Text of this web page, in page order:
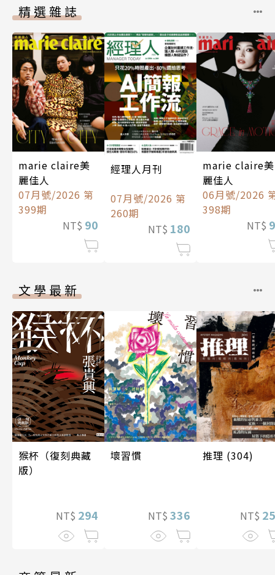
精選雜誌
marie claire美
麗佳人
07月號/2026 第
399期
NT$ 90
經理人月刊
07月號/2026 第
260期
NT$ 180
marie claire美
麗佳人
06月號/2026
398期
NT$
文學最新
猴杯（復刻典藏
版）
NT$ 294
壞習慣
NT$ 336
推理 (304)
NT$